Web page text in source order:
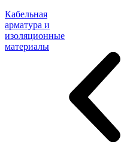
Кабельная
арматура и
изоляционные
материалы